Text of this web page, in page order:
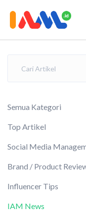
Semua Kategori
Top Artikel
Social Media
Brand / Product
Influencer Tips
IAM News